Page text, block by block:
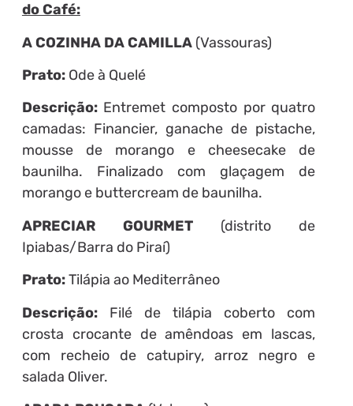
do Café:
A COZINHA DA CAMILLA (Vassouras)
Prato: Ode à Quelé
Descrição: Entremet composto por quatro
camadas: Financier, ganache de pistache,
mousse de morango e cheesecake de
baunilha. Finalizado com glaçagem de
morango e buttercream de baunilha.
APRECIAR GOURMET (distrito de
Ipiabas/Barra do Piraí)
Prato:Tilápia ao Mediterrâneo
Descrição: Filé de tilápia coberto com
crosta crocante de amêndoas em lascas,
com recheio de catupiry, arroz negro e
salada Oliver.